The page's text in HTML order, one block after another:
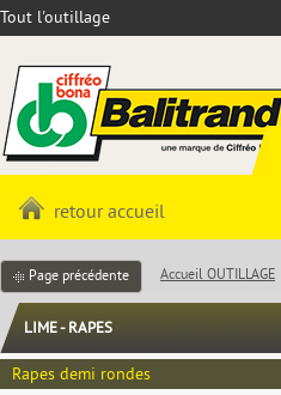
Tout l'outillage
retour accueil
Page précédente Accueil OUTILLAGE
LIME - RAPES
Rapes demi rondes